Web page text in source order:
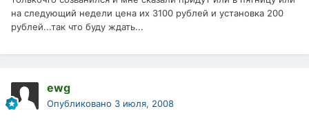
на следующий недели цена их 3100 рублей и установка 200
рублей...так что буду ждать...
ewg
Опубликовано 3 июля, 2008